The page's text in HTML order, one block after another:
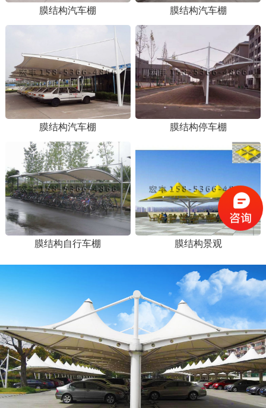
膜结构汽车棚 膜结构汽车棚
膜结构汽车棚 膜结构停车棚
膜结构自行车棚 膜结构景观